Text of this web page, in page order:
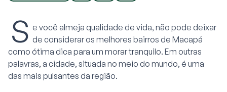
S e você almeja qualidade de vida, não pode deixar
de considerar os melhores bairros de Macapá
como ótima dica para um morar tranquilo. Em outras
palavras, a cidade, situada no meio do mundo, é uma
das mais pulsantes da região.